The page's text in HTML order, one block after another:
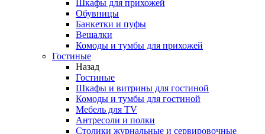
Шкафы для прихожей
Обувницы
Банкетки и пуфы
Вешалки
Комоды и тумбы для прихожей
Гостиные
Назад
Гостиные
Шкафы и витрины для гостиной
Комоды и тумбы для гостиной
Мебель для TV
Антресоли и полки
Столики журнальные и сервировочные